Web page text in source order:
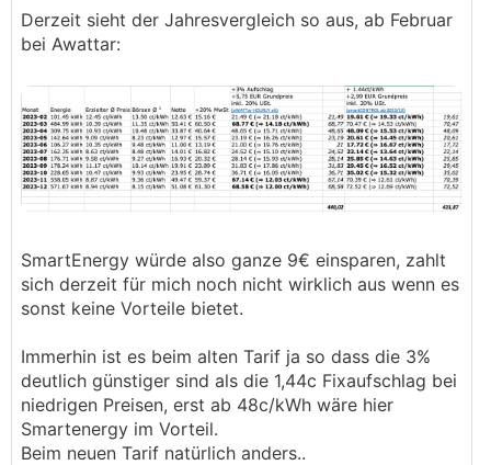
Derzeit sieht der Jahresvergleich so aus, ab Februar
bei Awattar:
SmartEnergy würde also ganze 9€ einsparen, zahlt
sich derzeit für mich noch nicht wirklich aus wenn es
sonst keine Vorteile bietet.
Immerhin ist es beim alten Tarif ja so dass die 3%
deutlich günstiger sind als die 1,44c Fixaufschlag bei
niedrigen Preisen, erst ab 48c/kWh wäre hier
Smartenergy im Vorteil.
Beim neuen Tarif natürlich anders..